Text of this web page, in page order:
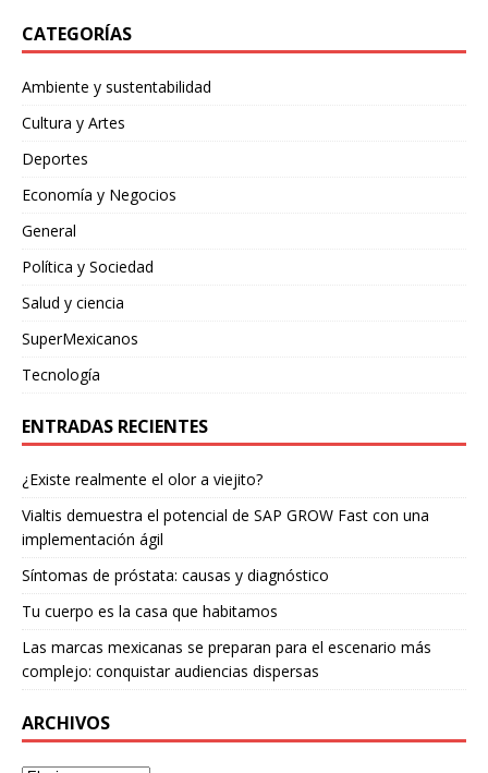
CATEGORÍAS
Ambiente y sustentabilidad
Cultura y Artes
Deportes
Economía y Negocios
General
Política y Sociedad
Salud y ciencia
SuperMexicanos
Tecnología
ENTRADAS RECIENTES
¿Existe realmente el olor a viejito?
Vialtis demuestra el potencial de SAP GROW Fast con una
implementación ágil
Síntomas de próstata: causas y diagnóstico
Tu cuerpo es la casa que habitamos
Las marcas mexicanas se preparan para el escenario más
complejo: conquistar audiencias dispersas
ARCHIVOS